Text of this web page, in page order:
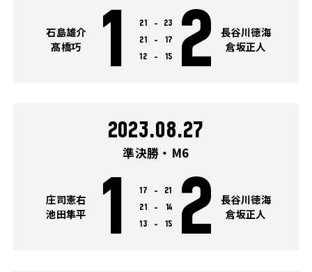
石島雄介
髙橋巧
1 21 -
23
21
-
17
12
- 15 2
長谷川徳海
倉坂正人
2023.08.27
準決勝・M6
庄司憲右
池田隼平
1 17 -
21
21
-
14
13
- 15 2
長谷川徳海
倉坂正人